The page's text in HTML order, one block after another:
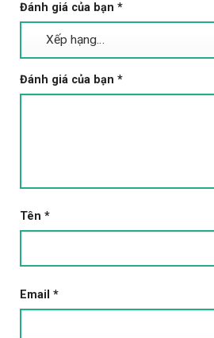
Đánh giá của bạn *
Đánh giá của bạn *
Tên *
Email *